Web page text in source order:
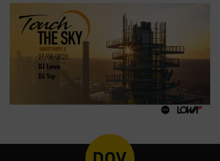
Ubytování
Hotel VP1
Vila Liběna
Narozeninové oslavy
Tematické dárkové poukazy